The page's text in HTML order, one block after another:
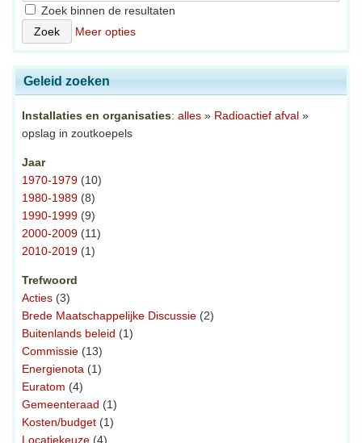
Zoek binnen de resultaten
Meer opties
Geleid zoeken
Installaties en organisaties: alles » Radioactief afval »
opslag in zoutkoepels
Jaar
1970-1979 (10)
1980-1989 (8)
1990-1999 (9)
2000-2009 (11)
2010-2019 (1)
Trefwoord
Acties (3)
Brede Maatschappelijke Discussie (2)
Buitenlands beleid (1)
Commissie (13)
Energienota (1)
Euratom (4)
Gemeenteraad (1)
Kosten/budget (1)
Locatiekeuze (4)